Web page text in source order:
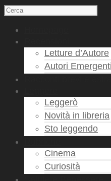
Letture d’Autore
Autori Emergenti
Leggerò
Novità in libreria
Sto leggendo
Cinema
Curiosità